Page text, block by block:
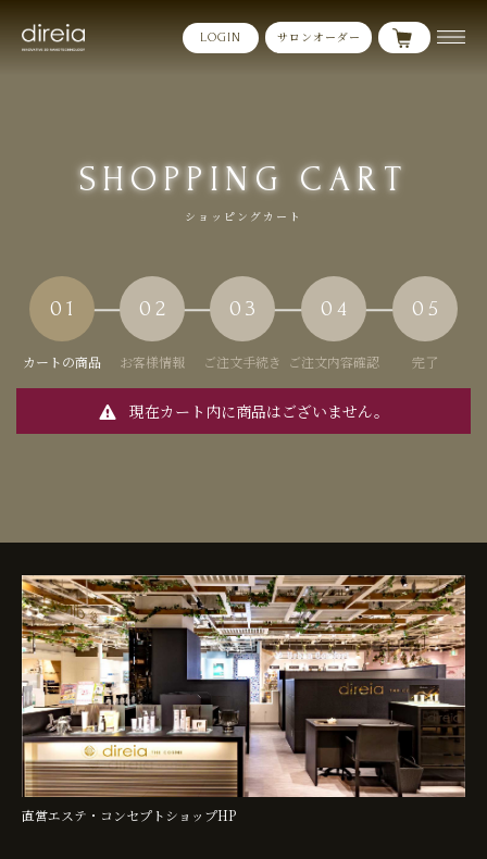
LOGIN サロンオーダー
SHOPPING CART
ショッピングカート
01
カートの商品
02
お客様情報
03
ご注文手続き
04
ご注文内容確認
05
完了
現在カート内に商品はございません。
直営エステ・コンセプトショップHP